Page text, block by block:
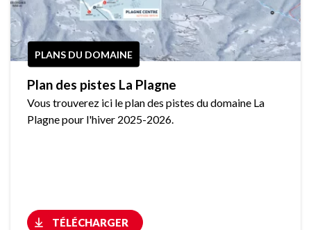
PLANS DU DOMAINE
Plan des pistes La Plagne
Vous trouverez ici le plan des pistes du domaine La
Plagne pour l'hiver 2025-2026.
TÉLÉCHARGER